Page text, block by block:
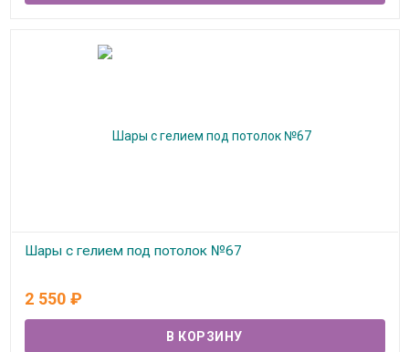
Шары с гелием под потолок №67
2 550 ₽